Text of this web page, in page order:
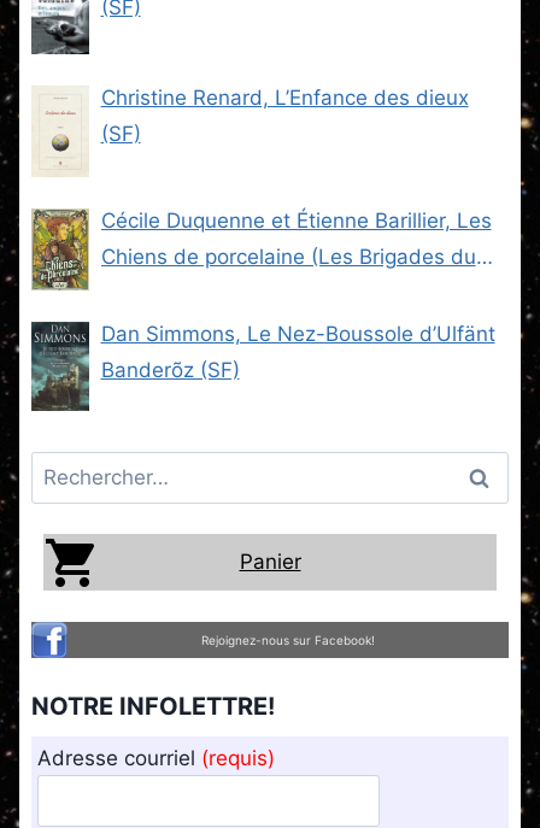
(SF)
Christine Renard, L’Enfance des dieux
(SF)
Cécile Duquenne et Étienne Barillier, Les
Chiens de porcelaine (Les Brigades du
Dan Simmons, Le Nez-Boussole d’Ulfänt
Banderõz (SF)
Rechercher :
Panier
Rejoignez-nous sur Facebook!
NOTRE INFOLETTRE!
Adresse courriel (requis)